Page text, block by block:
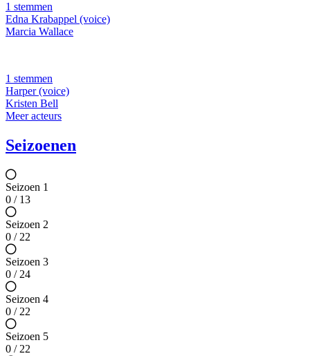
1 stemmen
Edna Krabappel (voice)
Marcia Wallace
1 stemmen
Harper (voice)
Kristen Bell
Meer acteurs
Seizoenen
Seizoen 1
0 / 13
Seizoen 2
0 / 22
Seizoen 3
0 / 24
Seizoen 4
0 / 22
Seizoen 5
0 / 22